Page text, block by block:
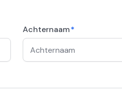
Achternaam*